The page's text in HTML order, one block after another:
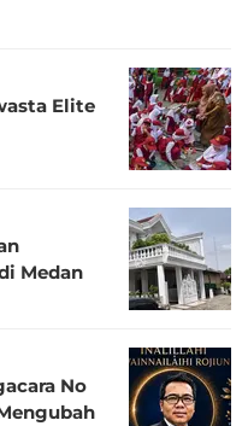
Elite
Medan
No